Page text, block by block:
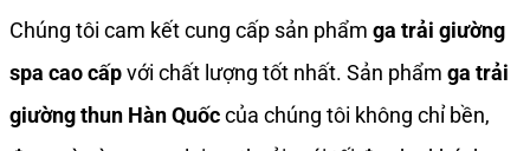
Chúng tôi cam kết cung cấp sản phẩm ga trải giường
spa cao cấpvới chất lượng tốt nhất. Sản phẩm ga trải
giường thun Hàn Quốccủa chúng tôi không chỉ bền,